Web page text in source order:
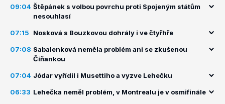
09:04 Štěpánek s volbou povrchu proti Spojeným státům
nesouhlasí
07:15 Nosková s Bouzkovou dohrály i ve čtyřhře
07:08 Sabalenková neměla problém ani se zkušenou
Číňankou
07:04 Jódar vyřídil i Musettiho a vyzve Lehečku
06:33 Lehečka neměl problém, v Montrealu je v osmifinále